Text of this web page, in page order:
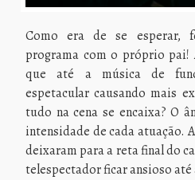
Como era de se esperar,
programa com o próprio
que até a música de
espetacular causando mais
tudo na cena se encaixa? O
intensidade de cada atuação.
deixaram para a reta final do
telespectador ficar ansioso